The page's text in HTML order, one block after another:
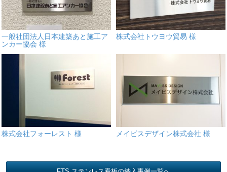
一般社団法人日本建築あと施工ア
ンカー協会 様
株式会社トウヨウ貿易 様
株式会社フォーレスト 様 メイビスデザイン株式会社 様